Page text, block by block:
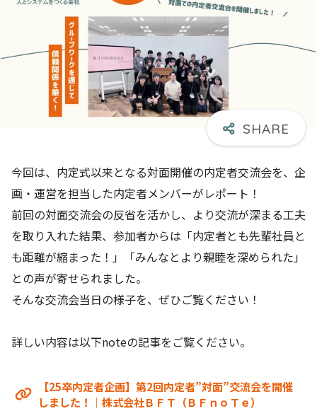
今回は、内定式以来となる対面開催の内定者交流会を、企
画・運営を担当した内定者メンバーがレポート！
前回の対面交流会の反省を活かし、より交流が深まる工夫
を取り入れた結果、参加者からは「内定者とも先輩社員と
も距離が縮まった！」「みんなとより親睦を深められた」
との声が寄せられました。
そんな交流会当日の様子を、ぜひご覧ください！
詳しい内容は以下noteの記事をご覧ください。
【25卒内定者企画】第2回内定者”対面”交流会を開催
しました！｜株式会社ＢＦＴ（ＢＦｎｏＴｅ）